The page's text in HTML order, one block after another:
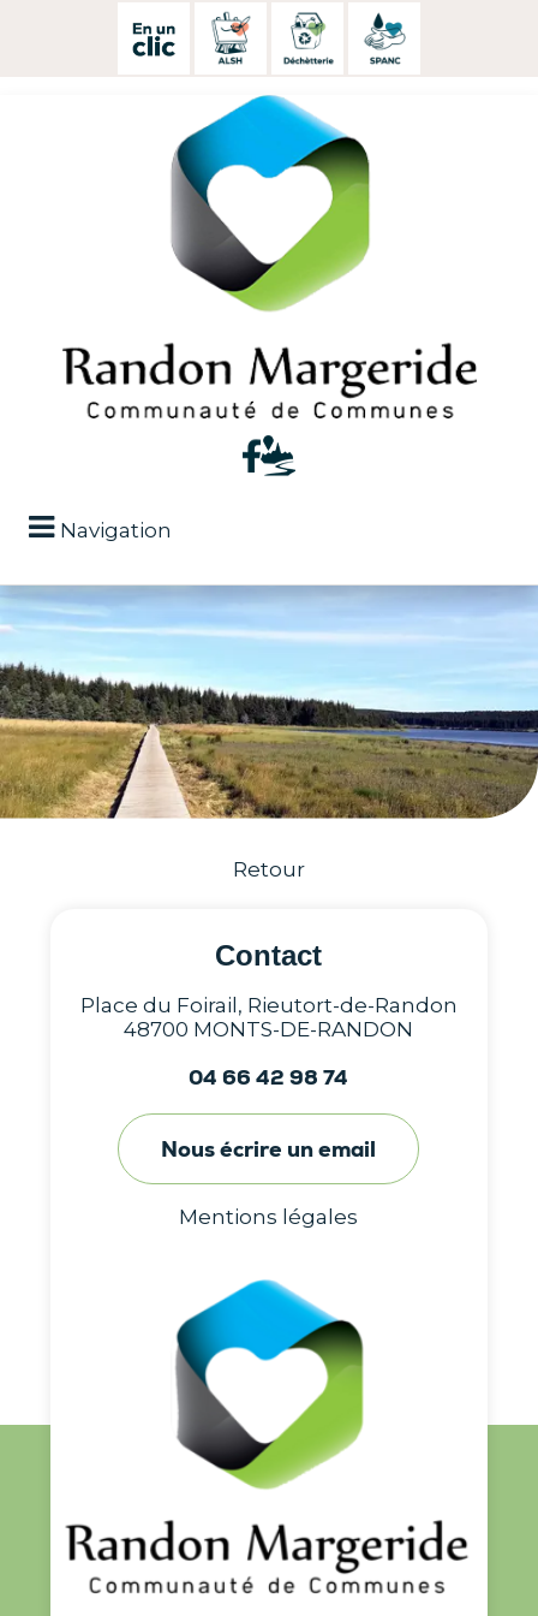
Navigation
Retour
Contact
Place du Foirail, Rieutort-de-Randon
48700 MONTS-DE-RANDON
04 66 42 98 74
Nous écrire un email
Mentions légales